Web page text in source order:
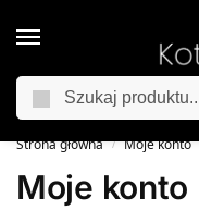
Jesienna promocja
Strona główna / Moje konto
Moje konto